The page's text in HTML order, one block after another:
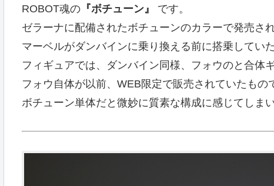
ROBOT魂の『ボチューン』
です。
ゼラーナに配備されたボチューンのカラーで発売され
マーベルがダンバインに乗り換える前に搭乗してい
フィギュアでは、ダンバイン同様、フォウのと合体
フォウ自体が以前、WEB限定で販売されていたもの
ボチューン単体だと微妙に質素な構成に感じてしまい